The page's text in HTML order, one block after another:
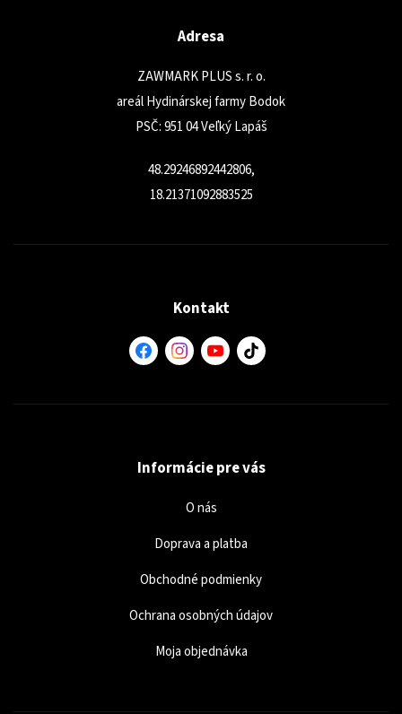
Adresa
ZAWMARK PLUS s. r. o.
areál Hydinárskej farmy Bodok
PSČ: 951 04 Veľký Lapáš
48.29246892442806,
18.21371092883525
Kontakt
Informácie pre vás
O nás
Doprava a platba
Obchodné podmienky
Ochrana osobných údajov
Moja objednávka